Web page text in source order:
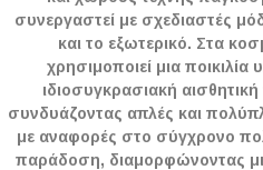
συνεργαστεί με σχεδιαστές
και το εξωτερικό. Στα
χρησιμοποιεί μια ποικιλία
ιδιοσυγκρασιακή
συνδυάζοντας απλές και
με αναφορές στο σύγχρονο
παράδοση, διαμορφώνοντας